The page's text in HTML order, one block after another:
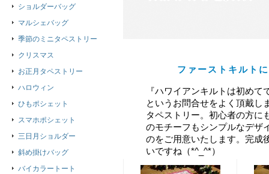
ファーストキルト
『ハワイアンキルトは初め
というお問合せをよく頂戴し
タペストリー。初心者の方に
のモチーフもシンプルなデザ
のをご用意いたします。完成
いですね（*^_^*）
ショルダーバッグ
マルシェバッグ
季節のミニタペストリー
クリスマス
お正月タペストリー
ハロウィン
ひもポシェット
スマホポシェット
三日月ショルダー
斜め掛けバッグ
バイカラートート